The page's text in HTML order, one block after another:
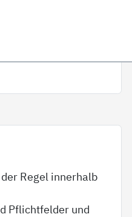
Regel innerhalb
Pflichtfelder und